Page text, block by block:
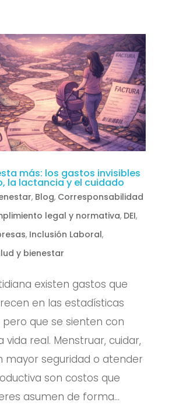
más: los gastos invisibles
la lactancia y el cuidado
, Blog, Corresponsabilidad
legal y normativa, DEI,
, Inclusión Laboral,
y bienestar
existen gastos que
en las estadísticas
que se sienten con
vida real. Menstruar, cuidar,
mayor seguridad o atender
son costos que
asumen de forma...